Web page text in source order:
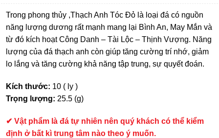
Trong phong thủy ,Thạch Anh Tóc Đỏ là loại đá có nguồn
năng lượng dương rất mạnh mang lại Bình An, May Mắn và
từ đó kích hoạt Công Danh – Tài Lộc – Thịnh Vượng. Năng
lượng của đá thạch anh còn giúp tăng cường trí nhớ, giảm
lo lắng và tăng cường khả năng tập trung, sự quyết đoán.
Kích thước: 10 ( ly )
Trọng lượng: 25.5 (g)
✔ Vật phẩm là đá tự nhiên nên quý khách có thể kiểm
định ở bất kì trung tâm nào theo ý muốn.